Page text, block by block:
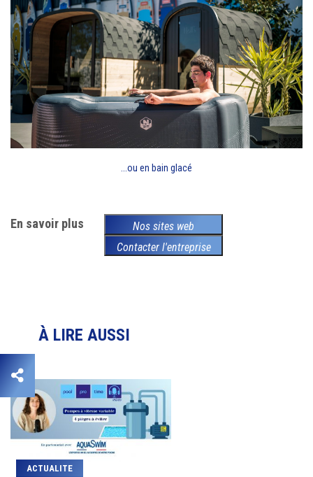
...ou en bain glacé
En savoir plus
Nos sites web
Contacter l'entreprise
À LIRE AUSSI
ACTUALITE